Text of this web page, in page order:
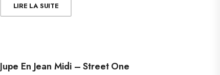
LIRE LA SUITE
Jupe En Jean Midi – Street One